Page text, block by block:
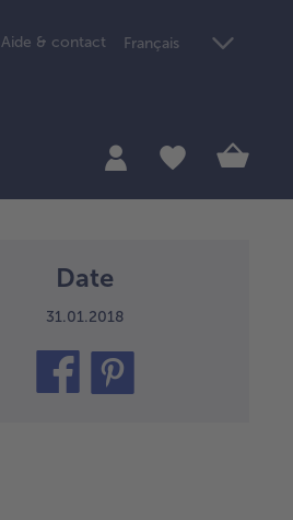
Aide & contact Français
Date
31.01.2018
teilen